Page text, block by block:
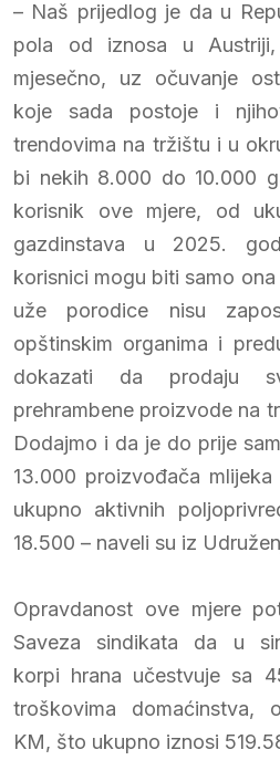
– Naš prijedlog je da u
pola od iznosa u
mjesečno, uz očuvanje
koje sada postoje i
trendovima na tržištu i u
bi nekih 8.000 do 10.000
korisnik ove mjere, od
gazdinstava u 2025.
korisnici mogu biti samo
uže porodice nisu
opštinskim organima i
dokazati da prodaju
prehrambene proizvode na
Dodajmo i da je do prije
13.000 proizvođača
ukupno aktivnih
18.500 – naveli su iz
Opravdanost ove mjere
Saveza sindikata da u
korpi hrana učestvuje sa
troškovima domaćinstva,
KM, što ukupno iznosi